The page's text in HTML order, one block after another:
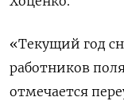
«Текущий год
работников
отмечается